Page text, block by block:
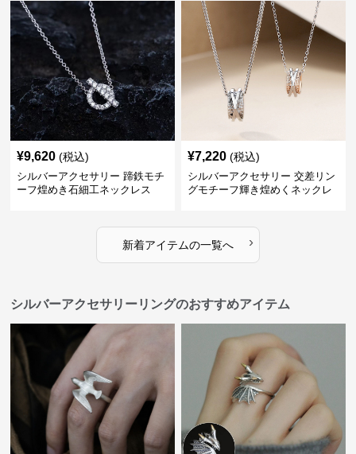
¥9,620 (税込)
シルバーアクセサリー 蹄鉄モチ
ーフ煌めき石細工ネックレス
¥7,220 (税込)
シルバーアクセサリー 交差リン
グモチーフ輝き煌めくネックレ
新着アイテムの一覧へ ›
シルバーアクセサリーリングのおすすめアイテム